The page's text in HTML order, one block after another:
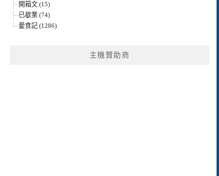
開箱文 (15)
已歇業 (74)
愛食記 (1286)
主機贊助商